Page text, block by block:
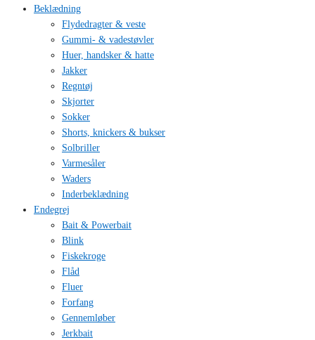
Beklædning
Flydedragter & veste
Gummi- & vadestøvler
Huer, handsker & hatte
Jakker
Regntøj
Skjorter
Sokker
Shorts, knickers & bukser
Solbriller
Varmesåler
Waders
Inderbeklædning
Endegrej
Bait & Powerbait
Blink
Fiskekroge
Flåd
Fluer
Forfang
Gennemløber
Jerkbait